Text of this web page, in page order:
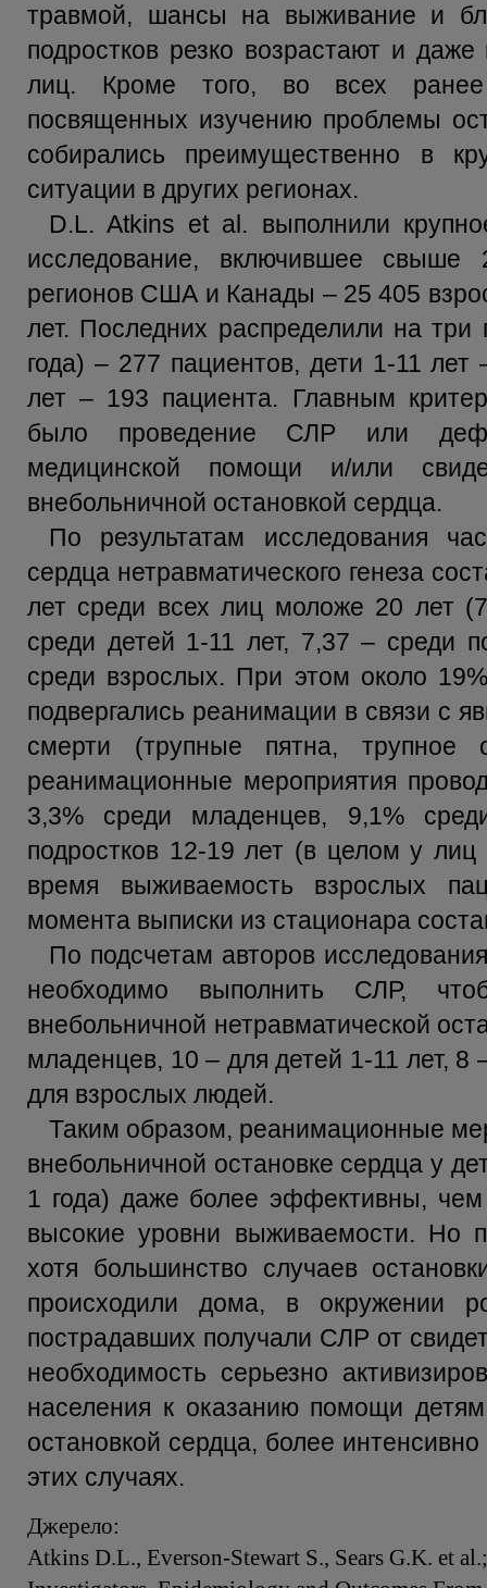
травмой, шансы на выживание и
подростков резко возрастают и
лиц. Кроме того, во всех ранее
посвященных изучению проблемы
собирались преимущественно в
ситуации в других регионах.
D.L. Atkins et al. выполнили
исследование, включившее
регионов США и Канады – 25 405
лет. Последних распределили на
года) – 277 пациентов, дети 1-11
лет – 193 пациента. Главным
было проведение СЛР или
медицинской помощи и/или
внебольничной остановкой сердца.
По результатам исследования
сердца нетравматического генеза
лет среди всех лиц моложе 20 лет
среди детей 1-11 лет, 7,37 – среди
среди взрослых. При этом около
подвергались реанимации в связи с
смерти (трупные пятна, трупное
реанимационные мероприятия
3,3% среди младенцев, 9,1%
подростков 12-19 лет (в целом у
время выживаемость взрослых
момента выписки из стационара
По подсчетам авторов
необходимо выполнить СЛР,
внебольничной нетравматической
младенцев, 10 – для детей 1-11 лет, 8
для взрослых людей.
Таким образом, реанимационные
внебольничной остановке сердца у
1 года) даже более эффективны,
высокие уровни выживаемости. Но
хотя большинство случаев
происходили дома, в окружении
пострадавших получали СЛР от
необходимость серьезно
населения к оказанию помощи
остановкой сердца, более
этих случаях.
Джерело:
Atkins D.L., Everson-Stewart S., Sears G.K. et